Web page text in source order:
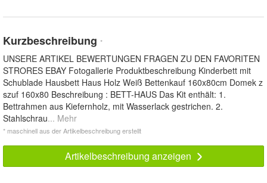
Kurzbeschreibung *
UNSERE ARTIKEL BEWERTUNGEN FRAGEN ZU DEN FAVORITEN
STRORES EBAY Fotogallerie Produktbeschreibung Kinderbett mit
Schublade Hausbett Haus Holz Weiß Bettenkauf 160x80cm Domek z
szuf 160x80 Beschreibung : BETT-HAUS Das Kit enthält: 1.
Bettrahmen aus Kiefernholz, mit Wasserlack gestrichen. 2.
Stahlschrau... Mehr
* maschinell aus der Artikelbeschreibung erstellt
Artikelbeschreibung anzeigen